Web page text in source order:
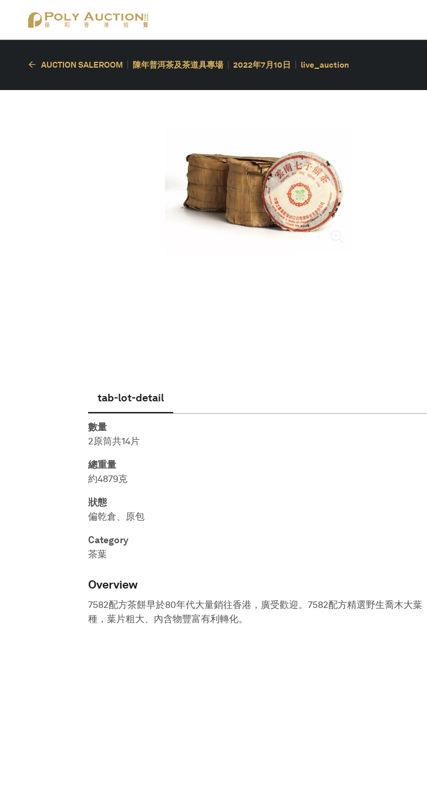
AUCTION SALEROOM 陳年普洱茶及茶道具專場 2022年7月10日 live_auction
tab-lot-detail
數量
2原筒共14片
總重量
約4879克
狀態
偏乾倉、原包
Category
茶葉
Overview
7582配方茶餅早於80年代大量銷往香港，廣受歡迎。7582配方精選野生喬木大葉
種，葉片粗大、內含物豐富有利轉化。